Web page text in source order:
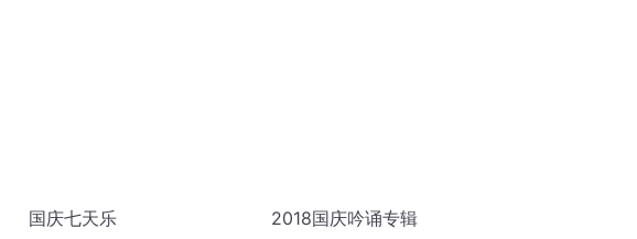
国庆七天乐 2018国庆吟诵专辑